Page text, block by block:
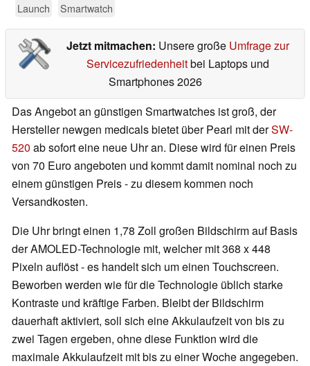
Launch
Smartwatch
Jetzt mitmachen: Unsere große Umfrage zur
Servicezufriedenheitbei Laptops und
Smartphones 2026
Das Angebot an günstigen Smartwatches ist groß, der
Hersteller newgen medicals bietet über Pearl mit derSW-
520 ab sofort eine neue Uhr an. Diese wird für einen Preis
von 70 Euro angeboten und kommt damit nominal noch zu
einem günstigen Preis - zu diesem kommen noch
Versandkosten.
Die Uhr bringt einen 1,78 Zoll großen Bildschirm auf Basis
der AMOLED-Technologie mit, welcher mit 368 x 448
Pixeln auflöst - es handelt sich um einen Touchscreen.
Beworben werden wie für die Technologie üblich starke
Kontraste und kräftige Farben. Bleibt der Bildschirm
dauerhaft aktiviert, soll sich eine Akkulaufzeit von bis zu
zwei Tagen ergeben, ohne diese Funktion wird die
maximale Akkulaufzeit mit bis zu einer Woche angegeben.